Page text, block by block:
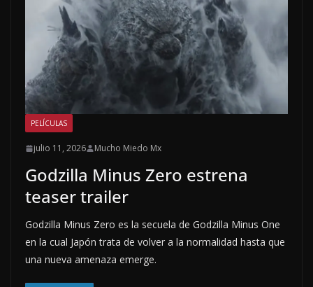
PELÍCULAS
julio 11, 2026 Mucho Miedo Mx
Godzilla Minus Zero estrena
teaser trailer
Godzilla Minus Zero es la secuela de Godzilla Minus One
en la cual Japón trata de volver a la normalidad hasta que
una nueva amenaza emerge.